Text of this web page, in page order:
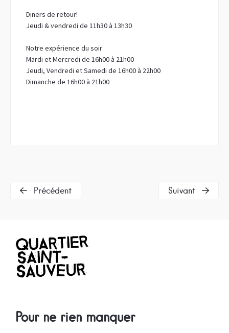
Diners de retour!
Jeudi & vendredi de 11h30 à 13h30
Notre expérience du soir
Mardi et Mercredi de 16h00 à 21h00
Jeudi, Vendredi et Samedi de 16h00 à 22h00
Dimanche de 16h00 à 21h00
Précédent Suivant
Pour ne rien manquer